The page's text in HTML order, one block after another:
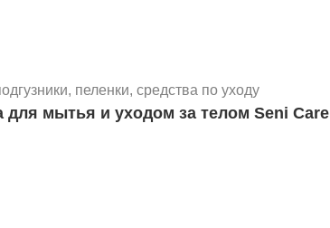
пеленки, средства по уходу
для мытья и уходом за телом Seni Care